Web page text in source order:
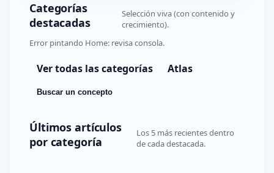
Categorías
destacadas
Selección viva (con contenido y
crecimiento).
Error pintando Home: revisa consola.
Ver todas las categorías Atlas
Buscar un concepto
Últimos artículos
por categoría
Los 5 más recientes dentro
de cada destacada.